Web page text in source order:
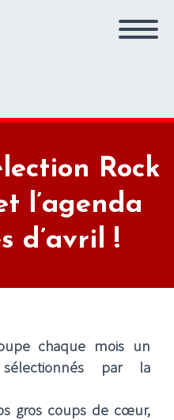
Rock
l’agenda
d’avril !
chaque mois un
par la
gros coups de cœur,